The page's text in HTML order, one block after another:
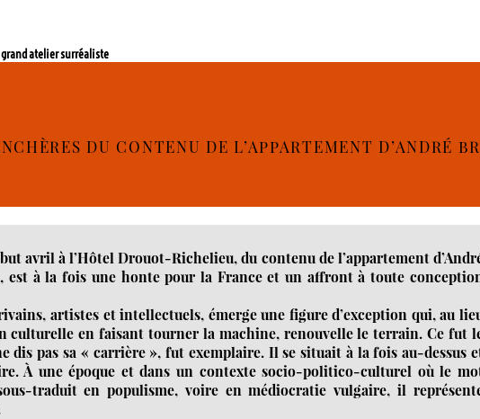
grand atelier surréaliste
DU CONTENU DE L’APPARTEMENT D’ANDRÉ
avril à l’Hôtel Drouot-Richelieu, du contenu de l’appartement
est à la fois une honte pour la France et un affront à toute
artistes et intellectuels, émerge une figure d’exception qui, au
culturelle en faisant tourner la machine, renouvelle le terrain. Ce fut
dis pas sa « carrière », fut exemplaire. Il se situait à la fois au-dessus
À une époque et dans un contexte socio-politico-culturel où le
traduit en populisme, voire en médiocratie vulgaire, il